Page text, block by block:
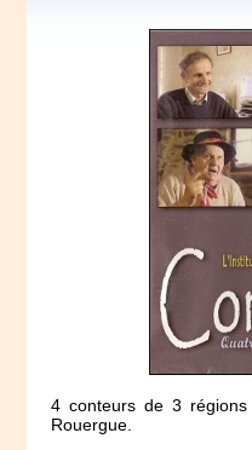
4 conteurs de 3 régions
Rouergue.